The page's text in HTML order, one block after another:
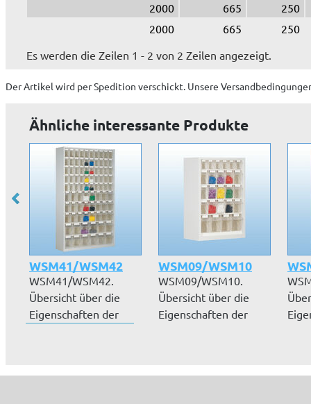
2000 665
250
2000
665
250
Es werden die Zeilen 1 - 2 von 2 Zeilen angezeigt.
Der Artikel wird per Spedition verschickt. Unsere
Ähnliche interessante Produkte
WSM41/WSM42
WSM41/WSM42.
Übersicht über die
Eigenschaften der
WSM09/WSM10
WSM09/WSM10.
Übersicht über die
Eigenschaften der